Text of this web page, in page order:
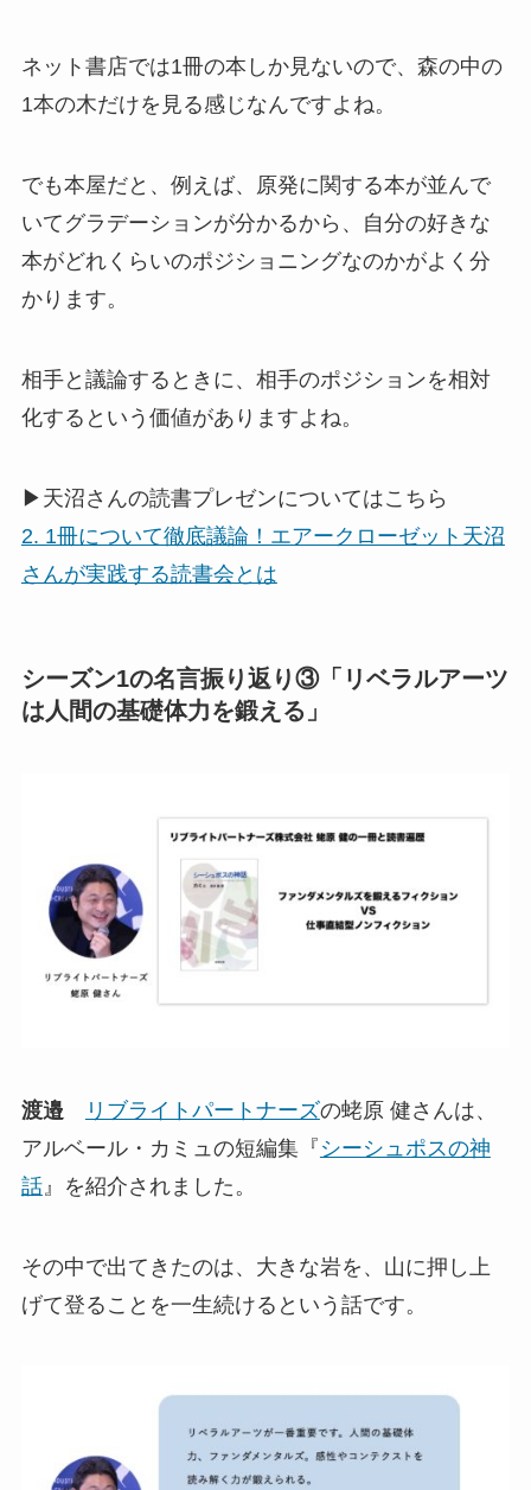
ネット書店では1冊の本しか見ないので、森の中の
1本の木だけを見る感じなんですよね。
でも本屋だと、例えば、原発に関する本が並んで
いてグラデーションが分かるから、自分の好きな
本がどれくらいのポジショニングなのかがよく分
かります。
相手と議論するときに、相手のポジションを相対
化するという価値がありますよね。
▶天沼さんの読書プレゼンについてはこちら
2. 1冊について徹底議論！エアークローゼット天沼
さんが実践する読書会とは
シーズン1の名言振り返り③「リベラルアーツ
は人間の基礎体力を鍛える」
渡邉 リブライトパートナーズの蛯原 健さんは、
アルベール・カミュの短編集『 シーシュポスの神
話』を紹介されました。
その中で出てきたのは、大きな岩を、山に押し上
げて登ることを一生続けるという話です。